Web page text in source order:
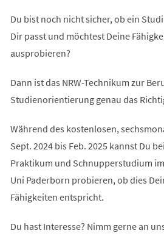
Du bist noch nicht sicher, ob ein
Dir passt und möchtest Deine
ausprobieren?
Dann ist das NRW-Technikum zur
Studienorientierung genau das
Während des kostenlosen,
Sept. 2024 bis Feb. 2025 kannst Du
Praktikum und Schnupperstudium
Uni Paderborn probieren, ob dies
Fähigkeiten entspricht.
Du hast Interesse? Nimm gerne an